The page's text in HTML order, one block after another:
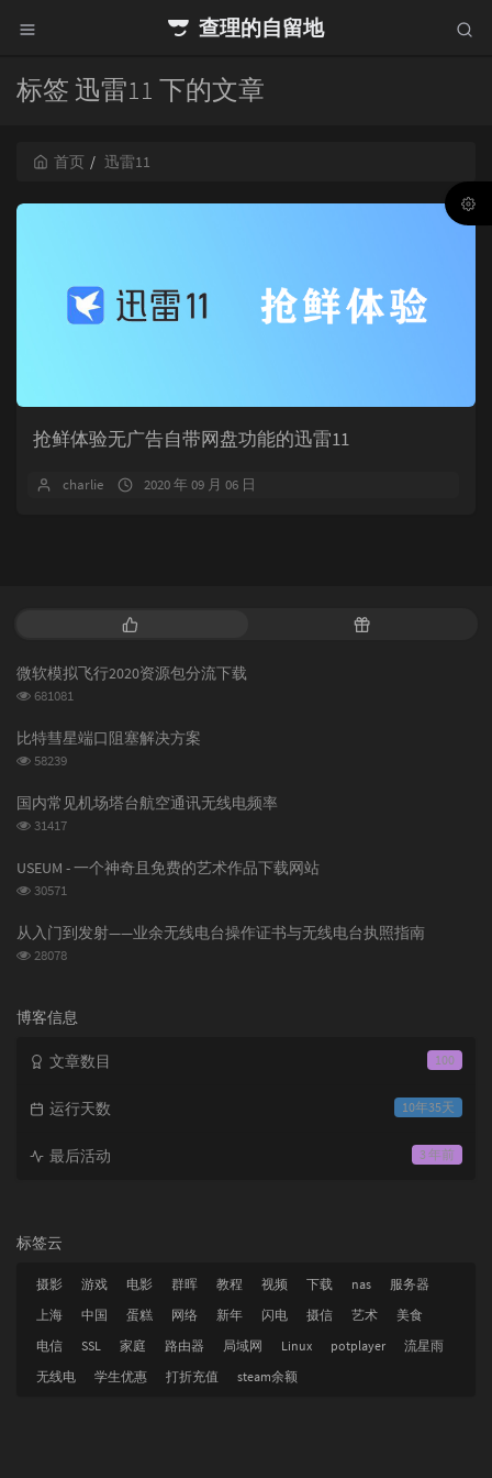
查理的自留地
标签 迅雷11 下的文章
首页 迅雷11
抢鲜体验无广告自带网盘功能的迅雷11
charlie 2020 年 09 月 06 日
文
章
随
微软模拟飞行2020资源包分流下载
浏
次
数:
681081
比特彗星端口阻塞解决方案
浏
次
数:
58239
国内常见机场塔台航空通讯无线电频率
浏
次
31417
USEUM - 一个神奇且免费的艺术作品下载网站
浏
次
数:
30571
从入门到发射——业余无线电台操作证书与无线电台执照指南
浏
数:
28078
博客信息
100
文章数目
10年35天
运行天数
3 年前
最后活动
标签云
摄影 游戏 电影 群晖 教程 视频 下载 nas
服务器
上海
中国 蛋糕 网络 新年 闪电 摄信 艺术
美食
电信
SSL 家庭 路由器 局域网 Linux potplayer
流星雨
无线电
学生优惠 打折充值 steam余额